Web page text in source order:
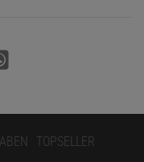
TOPSELLER